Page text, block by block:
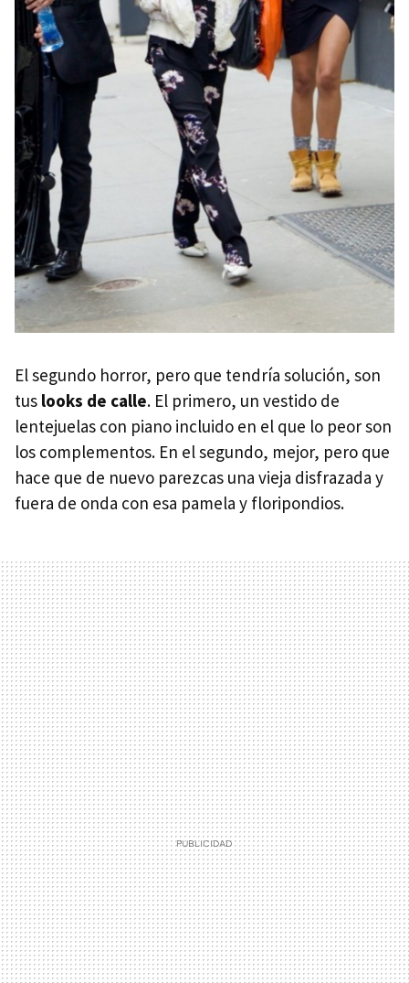
El segundo horror, pero que tendría solución, son
tus looks de calle. El primero, un vestido de
lentejuelas con piano incluido en el que lo peor son
los complementos. En el segundo, mejor, pero que
hace que de nuevo parezcas una vieja disfrazada y
fuera de onda con esa pamela y floripondios.